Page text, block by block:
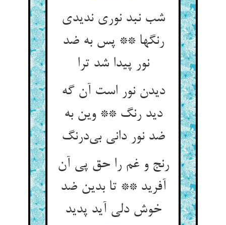
شب نبد نوری ندیدی
رنگها ** پس به ضد
نور پیدا شد ترا
دیدن نور است آن گه
دید رنگ ** وین به
ضد نور دانی بی‌‌درنگ‌‌
رنج و غم را حق پی آن
آفرید ** تا بدین ضد
خوش دلی آید پدید